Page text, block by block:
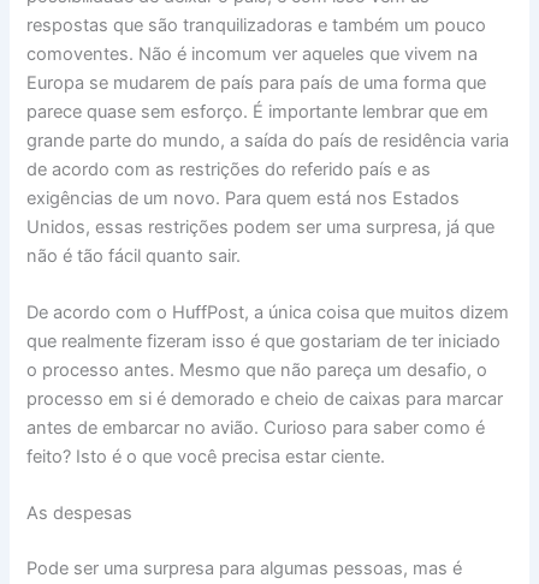
respostas que são tranquilizadoras e também um pouco
comoventes. Não é incomum ver aqueles que vivem na
Europa se mudarem de país para país de uma forma que
parece quase sem esforço. É importante lembrar que em
grande parte do mundo, a saída do país de residência varia
de acordo com as restrições do referido país e as
exigências de um novo. Para quem está nos Estados
Unidos, essas restrições podem ser uma surpresa, já que
não é tão fácil quanto sair.
De acordo com o HuffPost, a única coisa que muitos dizem
que realmente fizeram isso é que gostariam de ter iniciado
o processo antes. Mesmo que não pareça um desafio, o
processo em si é demorado e cheio de caixas para marcar
antes de embarcar no avião. Curioso para saber como é
feito? Isto é o que você precisa estar ciente.
As despesas
Pode ser uma surpresa para algumas pessoas, mas é